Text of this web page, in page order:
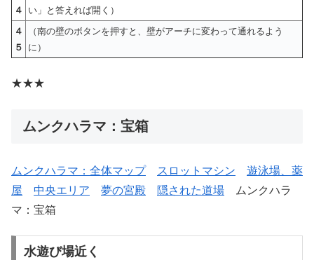
４
い」と答えれば開く）
４
５
（南の壁のボタンを押すと、壁がアーチに変わって通れるよう
に）
★★★
ムンクハラマ：宝箱
ムンクハラマ：全体マップ スロットマシン
遊泳場、薬
屋
中央エリア 夢の宮殿 隠された道場 ムンクハラ
マ：宝箱
水遊び場近く